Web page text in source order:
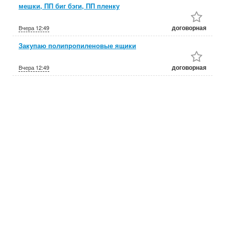
мешки, ПП биг бэги, ПП пленку
Вчера 12:49 договорная
Закупаю полипропиленовые ящики
Вчера 12:49 договорная